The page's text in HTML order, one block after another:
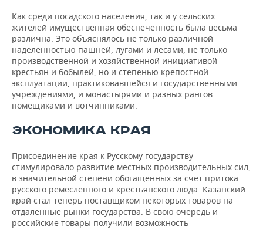
Как среди посадского населения, так и у сельских
жителей имущественная обеспеченность была весьма
различна. Это объяснялось не только различной
наделенностью пашней, лугами и лесами, не только
производственной и хозяйственной инициативой
крестьян и бобылей, но и степенью крепостной
эксплуатации, практиковавшейся и государственными
учреждениями, и монастырями и разных рангов
помещиками и вотчинниками.
ЭКОНОМИКА КРАЯ
Присоединение края к Русскому государству
стимулировало развитие местных производительных сил,
в значительной степени обогащенных за счет притока
русского ремесленного и крестьянского люда. Казанский
край стал теперь поставщиком некоторых товаров на
отдаленные рынки государства. В свою очередь и
российские товары получили возможность